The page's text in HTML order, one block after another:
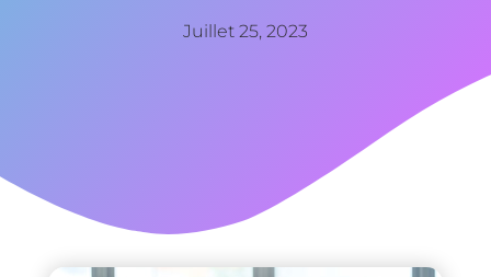
Juillet 25, 2023